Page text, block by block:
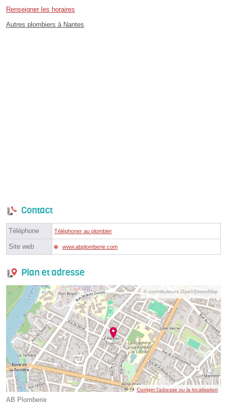
Renseigner les horaires
Autres plombiers à Nantes
Contact
Téléphone Téléphoner au plombier
Site web www.abplomberie.com
Plan et adresse
© contributeurs OpenStreetMap
Corriger l’adresse ou la localisation
AB Plomberie